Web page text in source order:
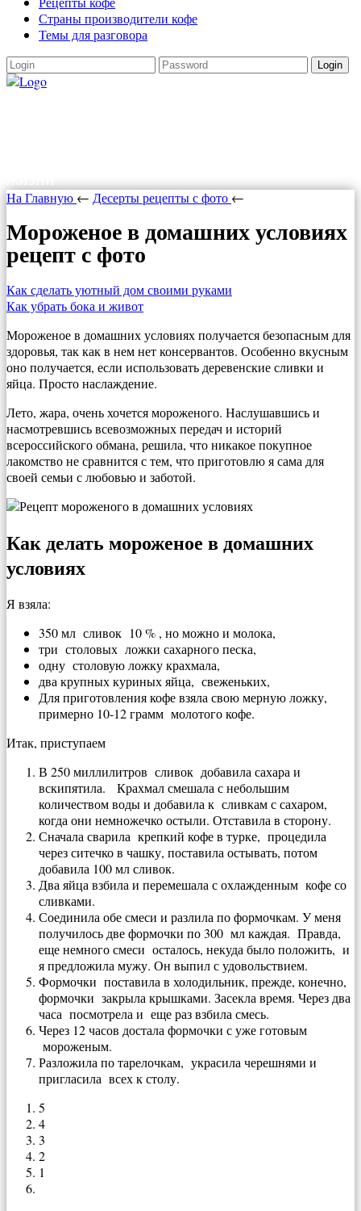
Страны производители кофе
Темы для разговора
Login
На Главную ← Десерты рецепты с фото ←
Мороженое в домашних условиях
рецепт с фото
Как сделать уютный дом своими руками
Как убрать бока и живот
Мороженое в домашних условиях получается безопасным для
здоровья, так как в нем нет консервантов. Особенно вкусным
оно получается, если использовать деревенские сливки и
яйца. Просто наслаждение.
Лето, жара, очень хочется мороженого. Наслушавшись и
насмотревшись всевозможных передач и историй
всероссийского обмана, решила, что никакое покупное
лакомство не сравнится с тем, что приготовлю я сама для
своей семьи с любовью и заботой.
Как делать мороженое в домашних
условиях
Я взяла:
350 мл сливок 10 % , но можно и молока,
три столовых ложки сахарного песка,
одну столовую ложку крахмала,
два крупных куриных яйца, свеженьких,
Для приготовления кофе взяла свою мерную ложку,
примерно 10-12 грамм молотого кофе.
Итак, приступаем
В 250 миллилитров сливок добавила сахара и
вскипятила. Крахмал смешала с небольшим
количеством воды и добавила к сливкам с сахаром,
когда они немножечко остыли. Отставила в сторону.
Сначала сварила крепкий кофе в турке, процедила
через ситечко в чашку, поставила остывать, потом
добавила 100 мл сливок.
Два яйца взбила и перемешала с охлажденным кофе со
сливками.
Соединила обе смеси и разлила по формочкам. У меня
получилось две формочки по 300 мл каждая. Правда,
еще немного смеси осталось, некуда было положить, и
я предложила мужу. Он выпил с удовольствием.
Формочки поставила в холодильник, прежде, конечно,
формочки закрыла крышками. Засекла время. Через два
часа посмотрела и еще раз взбила смесь.
Через 12 часов достала формочки с уже готовым
мороженым.
Разложила по тарелочкам, украсила черешнями и
пригласила всех к столу.
5
4
3
2
1